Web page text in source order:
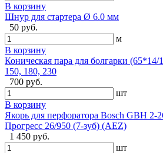
В корзину
Шнур для стартера Ø 6.0 мм
50 руб.
м
В корзину
Коническая пара для болгарки
150, 180, 230
700 руб.
шт
В корзину
Якорь для перфоратора Bosch GBH 2-
Прогресс 26/950 (7-зуб) (AEZ)
1 450 руб.
шт